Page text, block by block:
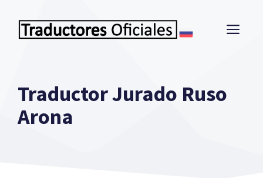
contenido
Traductor Jurado Ruso
Arona